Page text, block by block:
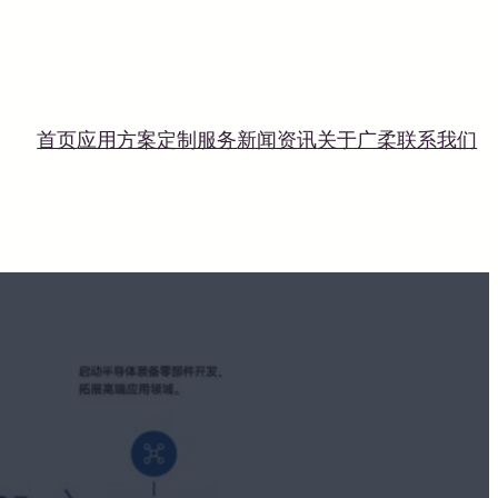
首页应用方案定制服务新闻资讯关于广柔联系我们